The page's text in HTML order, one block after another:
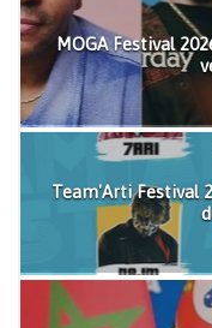
MOGA Festival
Team'Arti Festival